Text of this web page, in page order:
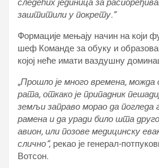
следећих јединица за
заштитили у покрету.“
Формације мењају начин на који
шеф Команде за обуку и
којој неће имати ваздушну
„Прошло је много времена, можда
рата, откако је припадник
земљи заправо морао да погледа
рамена и да уради било шта
авион, или позове медицинску
слично“, рекао је генерал-
Вотсон.